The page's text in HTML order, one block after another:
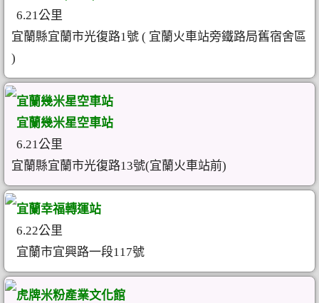
6.21公里
宜蘭縣宜蘭市光復路1號 ( 宜蘭火車站旁鐵路局舊宿舍區
)
宜蘭幾米星空車站
宜蘭幾米星空車站
6.21公里
宜蘭縣宜蘭市光復路13號(宜蘭火車站前)
宜蘭幸福轉運站
6.22公里
宜蘭市宜興路一段117號
虎牌米粉產業文化館